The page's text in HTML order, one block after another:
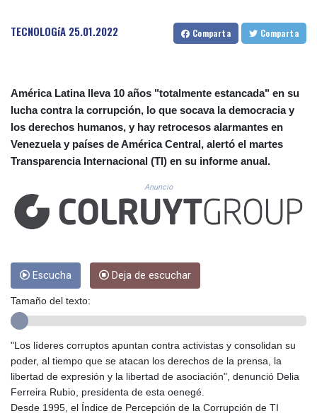
CVE 110.26363
DOP 67.289164
DZD 152.967099
EGP 57.380687
ERN 17.342035
ETB 186.049588
FKP 0.857252
GBP 0.858527
GEL 3.017966
GIP 0.857252
GMD 84.980421
GTQ 8.794891
GYD 241.157003
HKD 9.067746
HNL 30.895616
HRK 7.536622
HTG 150.718127
HUF 363.096405
TECNOLOGíA 25.01.2022 Comparta Comparta
América Latina lleva 10 años "totalmente estancada" en su
lucha contra la corrupción, lo que socava la democracia y
los derechos humanos, y hay retrocesos alarmantes en
Venezuela y países de América Central, alertó el martes
Transparencia Internacional (TI) en su informe anual.
Anuncio
Escucha Deja de escuchar
Tamaño del texto:
"Los líderes corruptos apuntan contra activistas y consolidan su
poder, al tiempo que se atacan los derechos de la prensa, la
libertad de expresión y la libertad de asociación", denunció Delia
Ferreira Rubio, presidenta de esta oenegé.
Desde 1995, el Índice de Percepción de la Corrupción de TI